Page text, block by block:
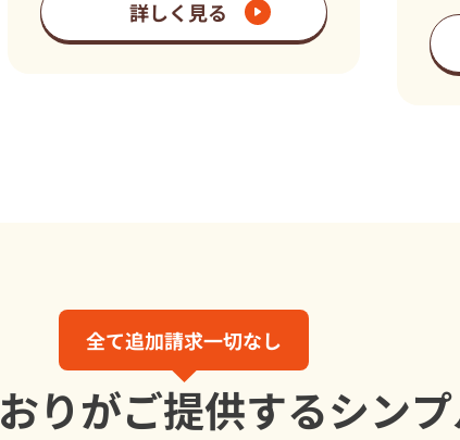
詳しく見る
全て追加請求一切なし
りがご提供するシン